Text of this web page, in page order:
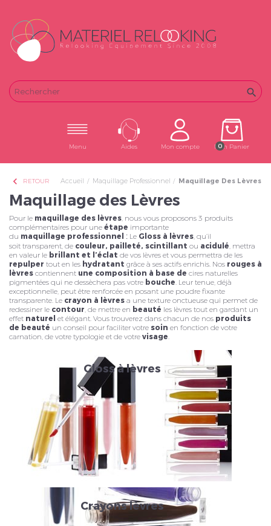

0
Mon Panier
Menu Mon compte
Email
Password
Aides
chevron_left RETOUR Accueil Maquillage Professionnel Maquillage Des Lèvres
Maquillage des Lèvres
Pour le maquillage des lèvres, nous vous proposons 3 produits
complémentaires pour une étape importante
du maquillage professionnel : Le Gloss à lèvres, qu’il
soit transparent, de couleur, pailleté, scintillant ou acidulé, mettra
en valeur le brillant et l’éclat de vos lèvres et vous permettra de les
repulper tout en les hydratant grâce à ses actifs enrichis. Nos rouges à
lèvres contiennent une composition à base de cires naturelles
pigmentées qui ne dessèchera pas votre bouche. Leur tenue, déjà
exceptionnelle, peut être renforcée en posant une poudre fixante
transparente. Le crayon à lèvres a une texture onctueuse qui permet de
redessiner le contour, de mettre en beauté les lèvres tout en gardant un
effet naturel et élégant. Vous trouverez dans chacun de nos produits
de beauté un conseil pour faciliter votre soin en fonction de votre
carnation, de votre typologie et de votre visage.
Gloss à lèvres
Crayons lèvres